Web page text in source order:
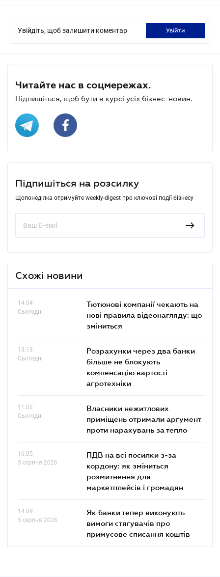
Увійдіть, щоб залишити коментар увійти
Читайте нас в соцмережах.
Підпишіться, щоб бути в курсі усіх бізнес-новин.
Підпишіться на розсилку
Щопонеділка отримуйте weekly-digest про ключові події бізнесу
Схожі новини
14.04
Сьогодні
Тютюнові компанії чекають на
нові правила відеонагляду: що
зміниться
13.13
Сьогодні
Розрахунки через два банки
більше не блокують
компенсацію вартості
агротехніки
11.02
Сьогодні
Власники нежитлових
приміщень отримали аргумент
проти нарахувань за тепло
16.05
5 серпня 2026
ПДВ на всі посилки з-за
кордону: як зміниться
розмитнення для
маркетплейсів і громадян
14.09
5 серпня 2026
Як банки тепер виконують
вимоги стягувачів про
примусове списання коштів